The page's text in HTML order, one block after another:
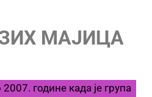
МАЈИЦА
године када је група